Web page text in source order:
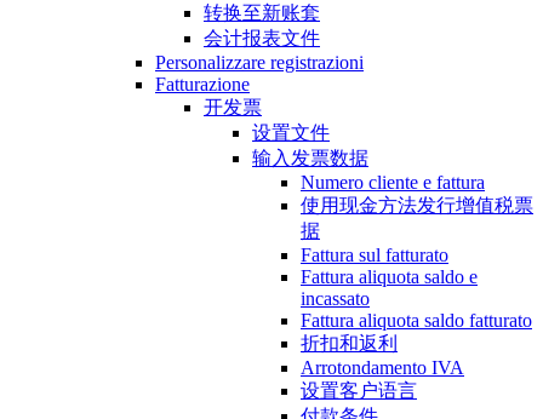
转换至新账套
会计报表文件
Personalizzare registrazioni
Fatturazione
开发票
设置文件
输入发票数据
Numero cliente e fattura
使用现金方法发行增值税票
据
Fattura sul fatturato
Fattura aliquota saldo e
incassato
Fattura aliquota saldo fatturato
折扣和返利
Arrotondamento IVA
设置客户语言